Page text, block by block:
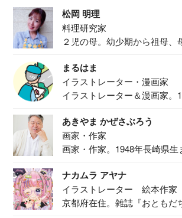
松岡 明理
料理研究家
２児の母。幼少期から祖母、
まるはま
イラストレーター・漫画家
イラストレーター＆漫画家。
あきやま かぜさぶろう
画家・作家
画家・作家。1948年長崎県生
ナカムラ アヤナ
イラストレーター 絵本作家
京都府在住。雑誌『おともだ